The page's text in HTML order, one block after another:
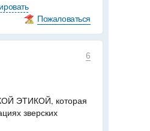
Пожаловаться
6
ЭТИКОЙ, которая
зверских